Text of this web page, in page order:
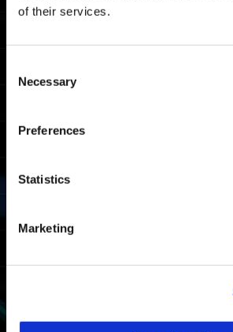
of their services.
Selection
Necessary
Preferences
Statistics
Marketing